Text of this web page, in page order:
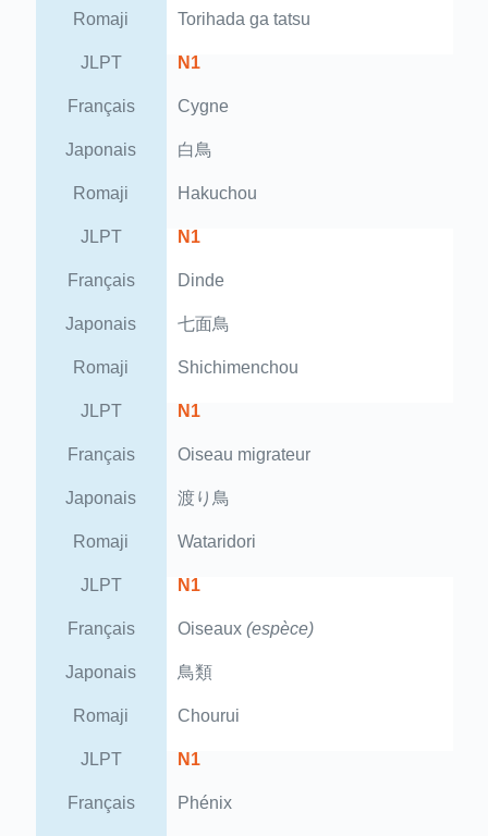
Romaji Torihada ga tatsu
JLPT N1
Français Cygne
Japonais 白鳥
Romaji Hakuchou
JLPT N1
Français Dinde
Japonais 七面鳥
Romaji Shichimenchou
JLPT N1
Français Oiseau migrateur
Japonais 渡り鳥
Romaji Wataridori
JLPT N1
Français Oiseaux (espèce)
Japonais 鳥類
Romaji Chourui
JLPT N1
Français Phénix